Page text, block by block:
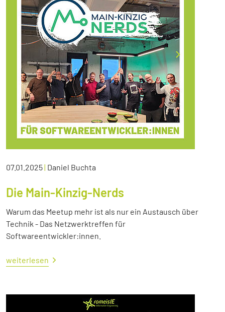
07.01.2025| Daniel Buchta
Die Main-Kinzig-Nerds
Warum das Meetup mehr ist als nur ein Austausch über
Technik - Das Netzwerktreffen für
Softwareentwickler:innen.
weiterlesen